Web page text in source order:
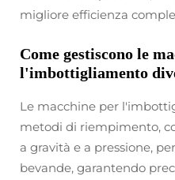
migliore efficienza
Come gestiscono le
l'imbottigliamento
Le macchine per
metodi di riempimento,
a gravità e a pressione,
bevande, garantendo